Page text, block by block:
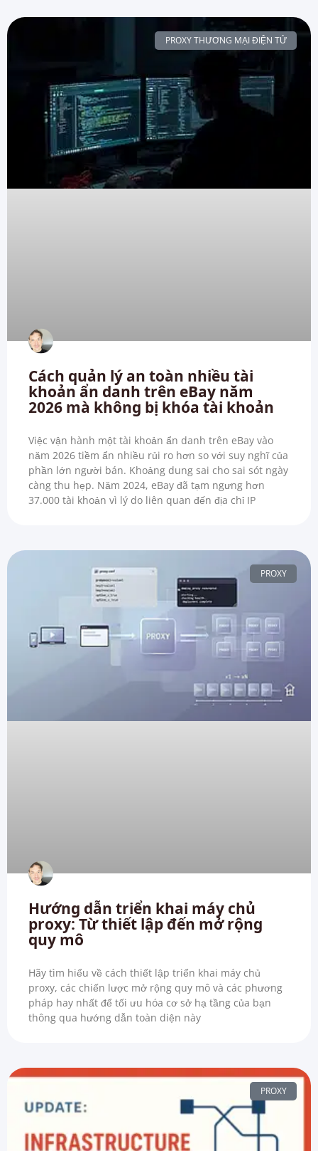
PROXY THƯƠNG MẠI ĐIỆN TỬ
Cách quản lý an toàn nhiều tài
khoản ẩn danh trên eBay năm
2026 mà không bị khóa tài khoản
Việc vận hành một tài khoản ẩn danh trên eBay vào
năm 2026 tiềm ẩn nhiều rủi ro hơn so với suy nghĩ của
phần lớn người bán. Khoảng dung sai cho sai sót ngày
càng thu hẹp. Năm 2024, eBay đã tạm ngưng hơn
37.000 tài khoản vì lý do liên quan đến địa chỉ IP
PROXY
Hướng dẫn triển khai máy chủ
proxy: Từ thiết lập đến mở rộng
quy mô
Hãy tìm hiểu về cách thiết lập triển khai máy chủ
proxy, các chiến lược mở rộng quy mô và các phương
pháp hay nhất để tối ưu hóa cơ sở hạ tầng của bạn
thông qua hướng dẫn toàn diện này
PROXY